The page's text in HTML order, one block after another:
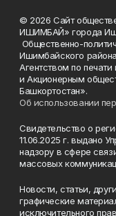
© 2026 Сайт
ИШИМБАЙ» города
Общественно-
Ишимбайского
Агентством по
и Акционерным
Башкортостан».
Об использовании
Свидетельство о
11.06.2025 г. выдано
надзору в сфере
массовых
Новости, статьи,
графические
исключительного